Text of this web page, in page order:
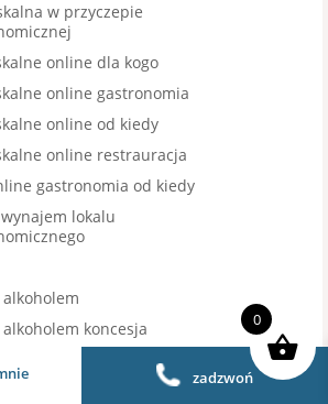
w przyczepie
online dla kogo
online gastronomia
online od kiedy
online restrauracja
gastronomia od kiedy
lokalu
alkoholem
alkoholem koncesja
alkoholem zezwolenie
inspekcja handlowa
zadzwoń
0